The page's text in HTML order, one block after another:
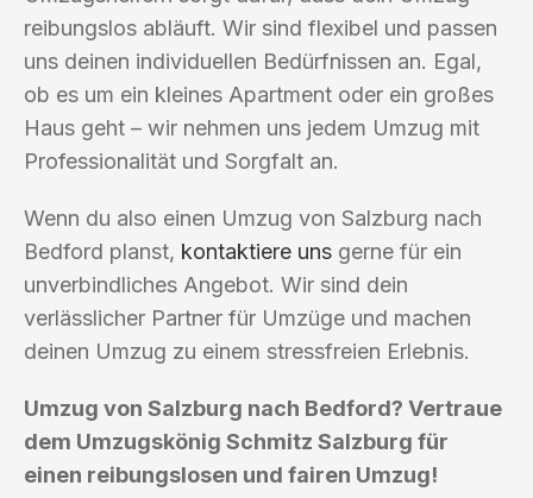
reibungslos abläuft. Wir sind flexibel und passen
uns deinen individuellen Bedürfnissen an. Egal,
ob es um ein kleines Apartment oder ein großes
Haus geht – wir nehmen uns jedem Umzug mit
Professionalität und Sorgfalt an.
Wenn du also einen Umzug von Salzburg nach
Bedford planst, kontaktiere uns gerne für ein
unverbindliches Angebot. Wir sind dein
verlässlicher Partner für Umzüge und machen
deinen Umzug zu einem stressfreien Erlebnis.
Umzug von Salzburg nach Bedford? Vertraue
dem Umzugskönig Schmitz Salzburg für
einen reibungslosen und fairen Umzug!